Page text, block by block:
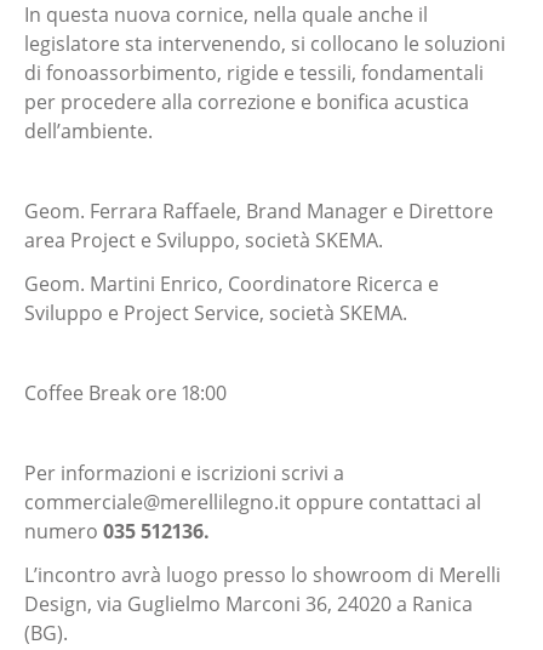
In questa nuova cornice, nella quale anche il
legislatore sta intervenendo, si collocano le soluzioni
di fonoassorbimento, rigide e tessili, fondamentali
per procedere alla correzione e bonifica acustica
dell’ambiente.
Geom. Ferrara Raffaele, Brand Manager e Direttore
area Project e Sviluppo, società SKEMA.
Geom. Martini Enrico, Coordinatore Ricerca e
Sviluppo e Project Service, società SKEMA.
Coffee Break ore 18:00
Per informazioni e iscrizioni scrivi a
commerciale@merellilegno.it oppure contattaci al
numero 035 512136.
L’incontro avrà luogo presso lo showroom di Merelli
Design, via Guglielmo Marconi 36, 24020 a Ranica
(BG).